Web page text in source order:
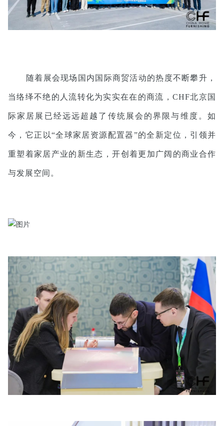
随着展会现场国内国际商贸活动的热度不断攀升，
当络绎不绝的人流转化为实实在在的商流，CHF北京国
际家居展已经远远超越了传统展会的界限与维度。如
今，它正以“全球家居资源配置器”的全新定位，引领并
重塑着家居产业的新生态，开创着更加广阔的商业合作
与发展空间。